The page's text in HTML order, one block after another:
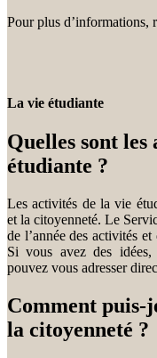
Pour plus d’informations,
La vie étudiante
Quelles sont
étudiante ?
Les activités de la vie
et la citoyenneté. Le
de l’année des activités
Si vous avez des idées,
pouvez vous adresser
Comment puis-
la citoyenneté ?